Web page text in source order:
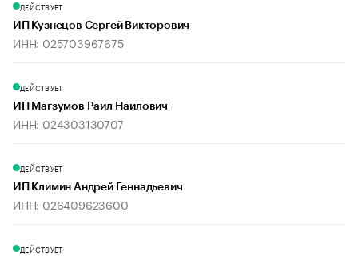
ДЕЙСТВУЕТ
ИП Кузнецов Сергей Викторович
ИНН: 025703967675
ДЕЙСТВУЕТ
ИП Магзумов Раил Наилович
ИНН: 024303130707
ДЕЙСТВУЕТ
ИП Климин Андрей Геннадьевич
ИНН: 026409623600
ДЕЙСТВУЕТ